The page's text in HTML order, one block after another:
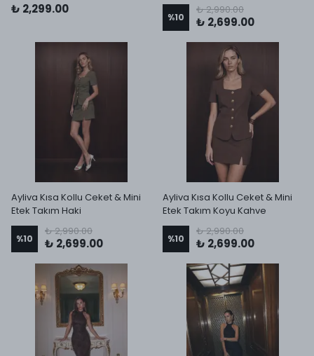
₺ 2,299.00
%10
₺ 2,990.00
₺ 2,699.00
Ayliva Kısa Kollu Ceket & Mini
Etek Takım Haki
%10
₺ 2,990.00
₺ 2,699.00
Ayliva Kısa Kollu Ceket & Mini
Etek Takım Koyu Kahve
%10
₺ 2,990.00
₺ 2,699.00